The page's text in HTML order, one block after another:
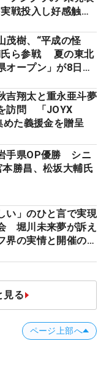
戦投入し好感触
！】
茂樹、“平成の怪
氏ら参戦 夏の東北
オープン」が8日開
吉翔太と重永亜斗夢
訪問 「JOYX
めた義援金を贈呈
手県OP優勝 シニ
勝昌、松坂大輔氏
い」のひと言で実現
堀川未来夢が訴え
界の実情と開催の舞
見る
ページ上部へ